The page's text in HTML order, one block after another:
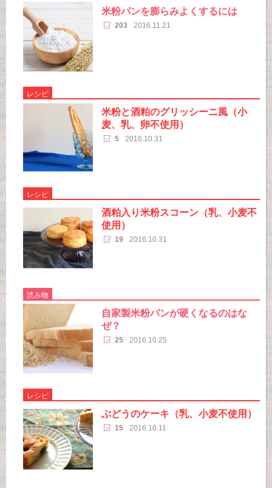
米粉パンを膨らみよくするには
203 2016.11.21
レシピ
米粉と酒粕のグリッシーニ風（小
麦、乳、卵不使用）
5 2016.10.31
レシピ
酒粕入り米粉スコーン（乳、小麦不
使用）
19 2016.10.31
読み物
自家製米粉パンが硬くなるのはな
ぜ？
25 2016.10.25
レシピ
ぶどうのケーキ（乳、小麦不使用）
15 2016.10.11